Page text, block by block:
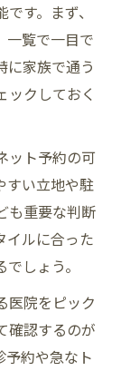
す。まず、
一覧で一目で
に家族で通う
ックしておく
ット予約の可
すい立地や駐
も重要な判断
イルに合った
しょう。
医院をピック
確認するのが
予約や急なト